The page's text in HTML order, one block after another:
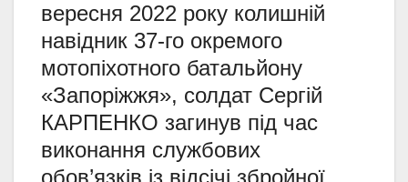
вересня 2022 року колишній
навідник 37-го окремого
мотопіхотного батальйону
«Запоріжжя», солдат Сергій
КАРПЕНКО загинув під час
виконання службових